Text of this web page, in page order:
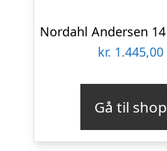
kr. 1.445,00
Gå til shop